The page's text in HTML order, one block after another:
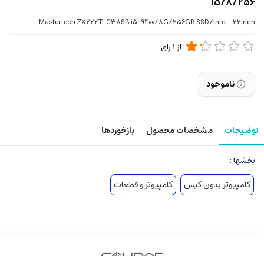
Mastertech ZX222T-C38SB i5-9400/8G/256GB SSD/Intel - 22inch
از 1رای
ناموجود
توضیحات مشخصات محصول بازخوردها
بخشها :
کامپیوتر بدون کیس
کامپیوتر و قطعات